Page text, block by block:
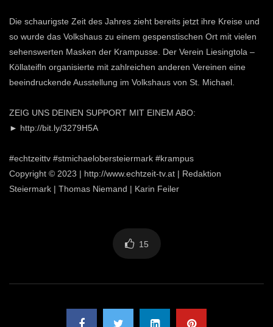
Die schaurigste Zeit des Jahres zieht bereits jetzt ihre Kreise und
so wurde das Volkshaus zu einem gespenstischen Ort mit vielen
sehenswerten Masken der Krampusse. Der Verein Liesingtola –
Köllateifln organisierte mit zahlreichen anderen Vereinen eine
beeindruckende Ausstellung im Volkshaus von St. Michael.
ZEIG UNS DEINEN SUPPORT MIT EINEM ABO:
► http://bit.ly/3279H5A
#echtzeittv #stmichaelobersteiermark #krampus
Copyright © 2023 | http://www.echtzeit-tv.at | Redaktion
Steiermark | Thomas Niemand | Karin Feiler
15